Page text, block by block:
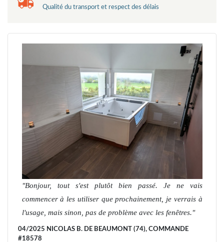
Qualité du transport et respect des délais
Bonjour, tout s'est plutôt bien passé. Je ne vais
commencer à les utiliser que prochainement, je verrais à
l'usage, mais sinon, pas de problème avec les fenêtres.
04/2025 NICOLAS B. DE BEAUMONT (74), COMMANDE
#18578